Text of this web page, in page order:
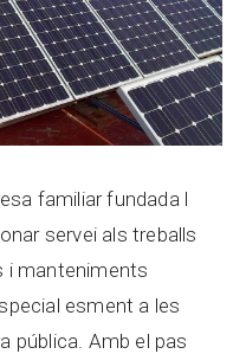
familiar fundada l
servei als treballs
i manteniments
esment a les
pública. Amb el pas